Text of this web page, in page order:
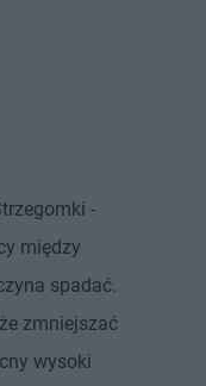
-
między
spadać.
zmniejszać
wysoki